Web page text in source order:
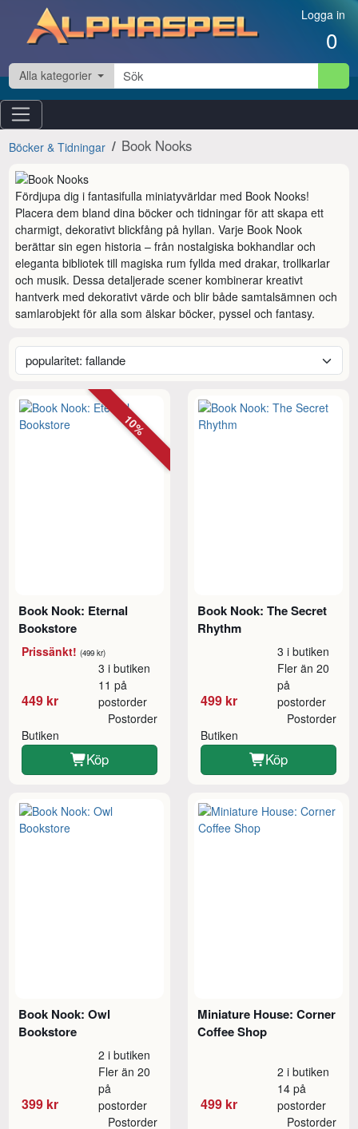
Hoppa till innehåll Logga in
0
Alla kategorier
Böcker & Tidningar Book Nooks
Fördjupa dig i fantasifulla miniatyvärldar med Book Nooks!
Placera dem bland dina böcker och tidningar för att skapa ett
charmigt, dekorativt blickfång på hyllan. Varje Book Nook
berättar sin egen historia – från nostalgiska bokhandlar och
eleganta bibliotek till magiska rum fyllda med drakar, trollkarlar
och musik. Dessa detaljerade scener kombinerar kreativt
hantverk med dekorativt värde och blir både samtalsämnen och
samlarobjekt för alla som älskar böcker, pyssel och fantasy.
Book Nook: Eternal
Bookstore
Prissänkt! (499 kr)
449 kr
3 i butiken
11 på
postorder
Butiken
Postorder
Köp
10%
Book Nook: The Secret
Rhythm
499 kr
3 i butiken
Fler än 20
på
postorder
Butiken
Postorder
Köp
Book Nook: Owl
Bookstore
399 kr
2 i butiken
Fler än 20
på
postorder
Postorder
Miniature House: Corner
Coffee Shop
499 kr
2 i butiken
14 på
postorder
Postorder